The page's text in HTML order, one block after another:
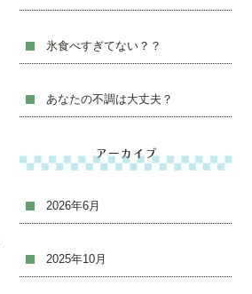
氷食べすぎてない？？
あなたの不調は大丈夫？
アーカイブ
2026年6月
2025年10月